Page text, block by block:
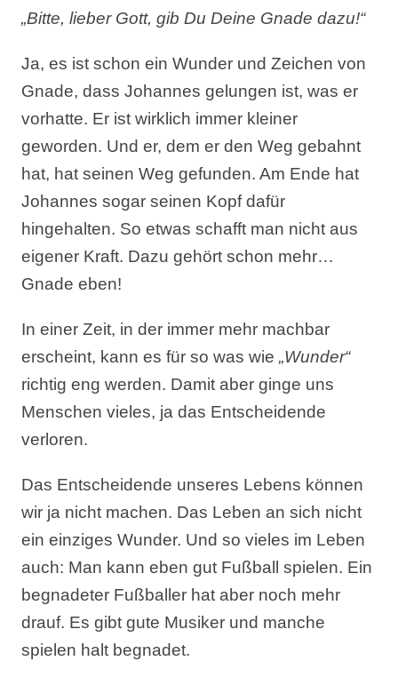
„Bitte, lieber Gott, gib Du Deine Gnade dazu!“
Ja, es ist schon ein Wunder und Zeichen von
Gnade, dass Johannes gelungen ist, was er
vorhatte. Er ist wirklich immer kleiner
geworden. Und er, dem er den Weg gebahnt
hat, hat seinen Weg gefunden. Am Ende hat
Johannes sogar seinen Kopf dafür
hingehalten. So etwas schafft man nicht aus
eigener Kraft. Dazu gehört schon mehr…
Gnade eben!
In einer Zeit, in der immer mehr machbar
erscheint, kann es für so was wie„Wunder“
richtig eng werden. Damit aber ginge uns
Menschen vieles, ja das Entscheidende
verloren.
Das Entscheidende unseres Lebens können
wir ja nicht machen. Das Leben an sich nicht
ein einziges Wunder. Und so vieles im Leben
auch: Man kann eben gut Fußball spielen. Ein
begnadeter Fußballer hat aber noch mehr
drauf. Es gibt gute Musiker und manche
spielen halt begnadet.